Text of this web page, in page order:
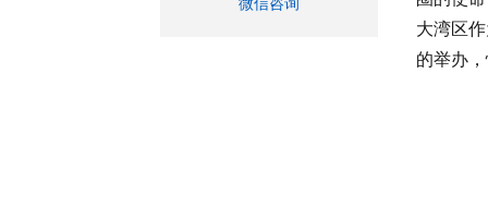
微信咨询
大湾区
的举办